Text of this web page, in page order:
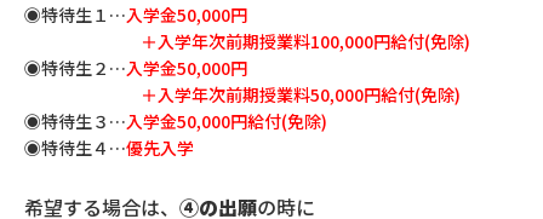
◉特待生１…入学金50,000円
＋入学年次前期授業料100,000円給付(免除)
◉特待生２…入学金50,000円
＋入学年次前期授業料50,000円給付(免除)
◉特待生３…入学金50,000円給付(免除)
◉特待生４…優先入学
希望する場合は、 ④の出願の時に